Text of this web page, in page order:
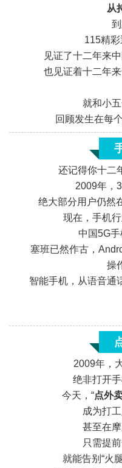
从
115精
见证了十二年来
也见证着十二年
就和小
回顾发生在每
还记得你十二
2009年，
绝大部分用户仍然
现在，手机
中国5G
塞班已然作古，
操
智能手机，从语音通
«
2009年，
绝非打开
今天，“点外
成为打
甚至在
只需提
就能告别“火